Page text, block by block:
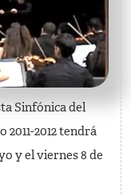
11-
12
Sinfónica del
2012 tendrá
y el viernes 8 de